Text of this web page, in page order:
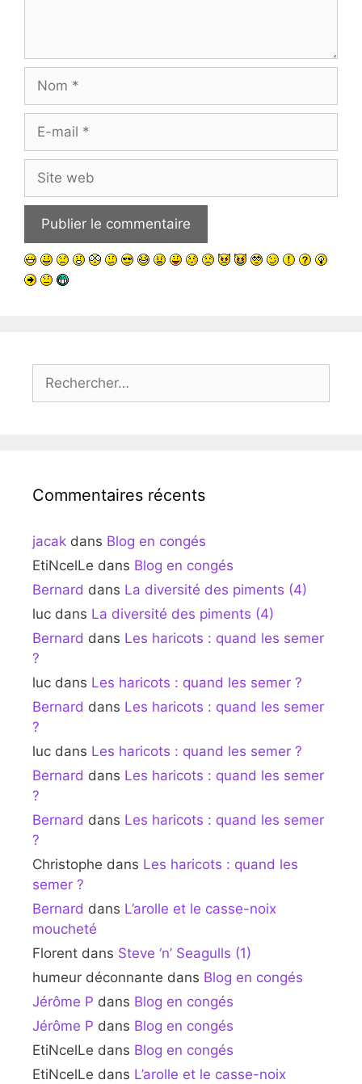
Nom
Site
web
Rechercher :
Commentaires récents
jacak dans Blog en congés
EtiNcelLe dans Blog en congés
Bernard dans La diversité des piments (4)
luc dans La diversité des piments (4)
Bernard dans Les haricots : quand les semer
?
luc dans Les haricots : quand les semer ?
Bernard dans Les haricots : quand les semer
?
luc dans Les haricots : quand les semer ?
Bernard dans Les haricots : quand les semer
?
Bernard dans Les haricots : quand les semer
?
Christophe dans Les haricots : quand les
semer ?
Bernard dans L’arolle et le casse-noix
moucheté
Florent dans Steve ‘n’ Seagulls (1)
humeur déconnante dans Blog en congés
Jérôme P dans Blog en congés
Jérôme P dans Blog en congés
EtiNcelLe dans Blog en congés
EtiNcelLe dans L’arolle et le casse-noix